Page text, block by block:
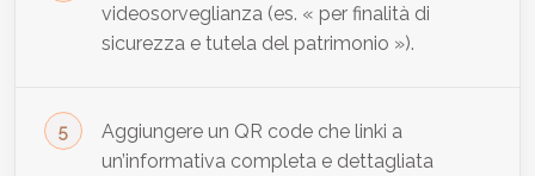
videosorveglianza (es. « per finalità di
sicurezza e tutela del patrimonio »).
Aggiungere un QR code che linki a
un’informativa completa e dettagliata